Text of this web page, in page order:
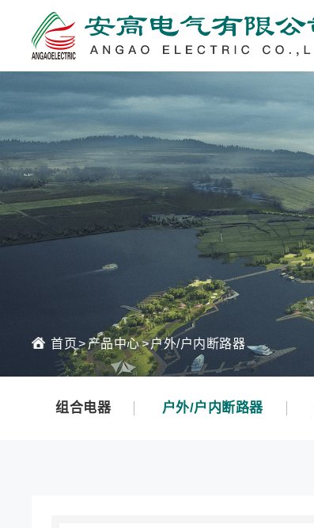
首页>产品中心>户外/户内断路器
组合电器 户外/户内断路器